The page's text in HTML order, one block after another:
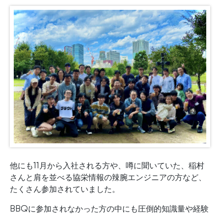
他にも11月から入社される方や、噂に聞いていた、稲村
さんと肩を並べる協栄情報の辣腕エンジニアの方など、
たくさん参加されていました。
BBQに参加されなかった方の中にも圧倒的知識量や経験